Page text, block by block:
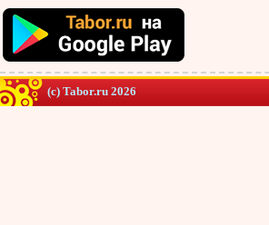
(c) Tabor.ru 2026